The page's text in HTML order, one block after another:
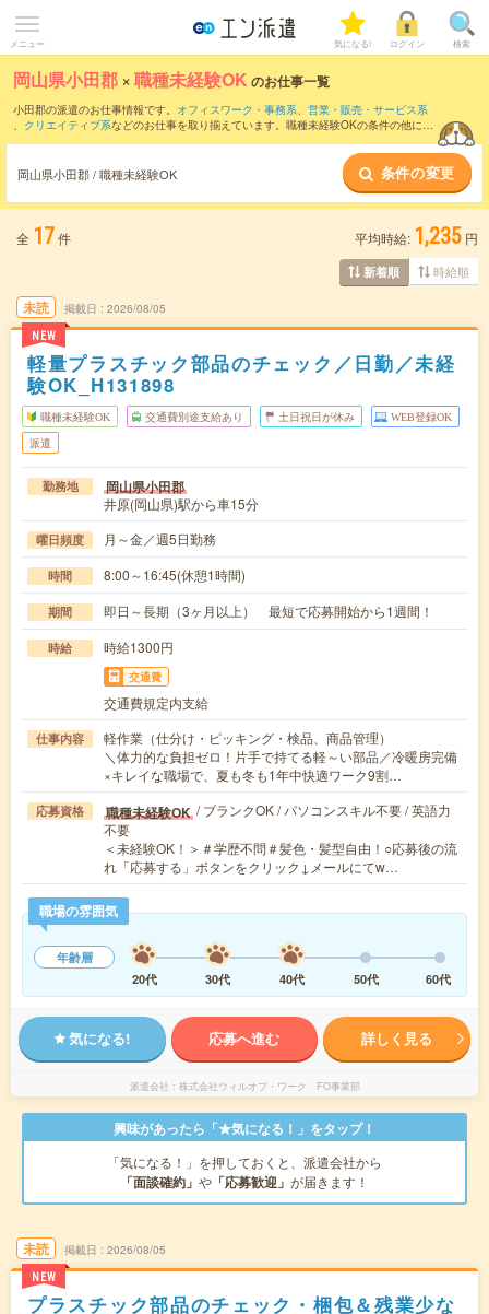
メニュー 気になる! ログイン 検索
岡山県小田郡 ×職種未経験OK のお仕事一覧
小田郡の派遣のお仕事情報です。 オフィスワーク・事務系、 営業・販売・サービス系
、 クリエイティブ系などのお仕事を取り揃えています。職種未経験OKの条件の他に、
岡山県小田郡 / 職種未経験OK 条件の変更
全 17件 平均時給: 1,235 円
新着順 時給順
未読
NEW
掲載日 2026/08/05
軽量プラスチック部品のチェック／日勤／未経
験OK_H131898
職種未経験OK 交通費別途支給あり 土日祝日が休み WEB登録OK
派遣
勤務地 岡山県小田郡
井原(岡山県)駅から車15分
曜日頻度 月～金／週5日勤務
時間 8:00～16:45(休憩1時間)
期間 即日～長期（3ヶ月以上） 最短で応募開始から1週間！
時給 時給1300円
交通費
交通費規定内支給
仕事内容
軽作業（仕分け・ピッキング・検品、商品管理）
＼体力的な負担ゼロ！片手で持てる軽～い部品／冷暖房完備
×キレイな職場で、夏も冬も1年中快適ワーク9割…
応募資格 職種未経験OK / ブランクOK / パソコンスキル不要 / 英語力
不要
＜未経験OK！＞＃学歴不問＃髪色・髪型自由！○応募後の流
れ「応募する」ボタンをクリック↓メールにてw…
職場の雰囲気
年齢層
20代
30代 40代 50代 60代
気になる! 応募へ進む 詳しく見る
派遣会社 株式会社ウィルオブ・ワーク FO事業部
興味があったら「★気になる！」をタップ！
「気になる！」を押しておくと、派遣会社から
「面談確約」 や 「応募歓迎」 が届きます！
未読
NEW
掲載日 2026/08/05
プラスチック部品のチェック・梱包＆残業少な